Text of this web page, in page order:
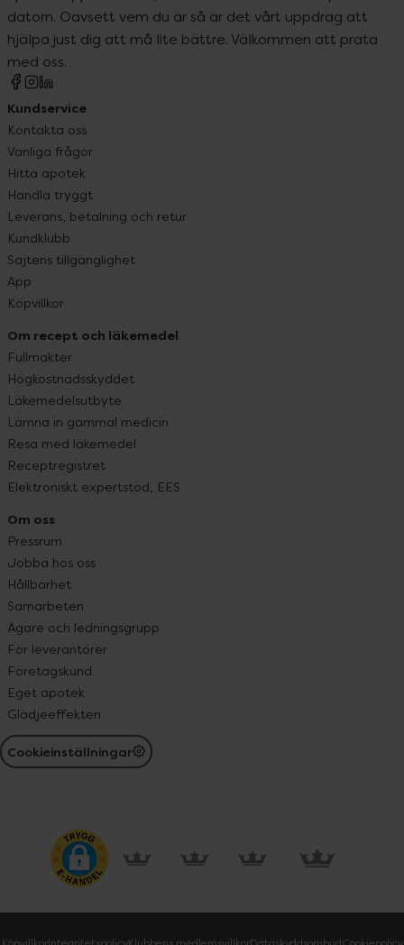
datorn. Oavsett vem du är så är det vårt uppdrag att
hjälpa just dig att må lite bättre. Välkommen att prata
med oss.
Kundservice
Kontakta oss
Vanliga frågor
Hitta apotek
Handla tryggt
Leverans, betalning och retur
Kundklubb
Sajtens tillgänglighet
App
Köpvillkor
Om recept och läkemedel
Fullmakter
Högkostnadsskyddet
Läkemedelsutbyte
Lämna in gammal medicin
Resa med läkemedel
Receptregistret
Elektroniskt expertstöd, EES
Om oss
Pressrum
Jobba hos oss
Hållbarhet
Samarbeten
Ägare och ledningsgrupp
För leverantörer
Företagskund
Eget apotek
Glädjeeffekten
Cookieinställningar